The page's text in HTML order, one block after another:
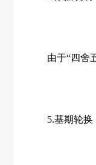
由于“四舍五
5.基期轮换